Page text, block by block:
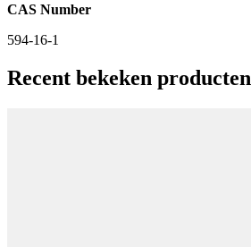
CAS Number
594-16-1
Recent bekeken producten